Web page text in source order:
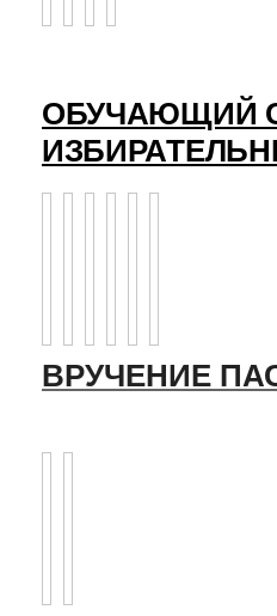
ОБУЧАЮЩИЙ
ВРУЧЕНИЕ